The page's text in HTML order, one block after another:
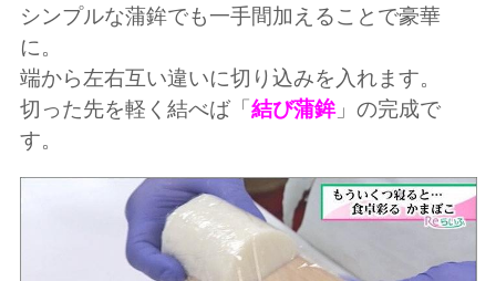
シンプルな蒲鉾でも一手間加えることで豪華
に。
端から左右互い違いに切り込みを入れます。
切った先を軽く結べば「結び蒲鉾」の完成で
す。